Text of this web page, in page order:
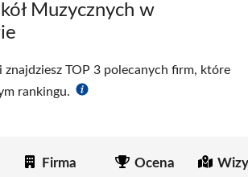
Muzycznych w
znajdziesz TOP 3 polecanych firm, które
rankingu.
Firma Ocena